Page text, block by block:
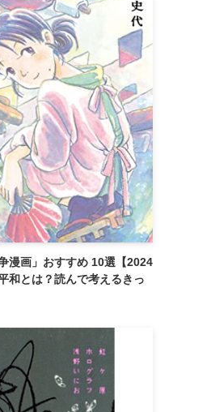
漫画」おすすめ 10選【2024
とは？読んで考えるきっ